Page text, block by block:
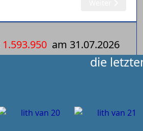
1.593.950 am 31.07.2026
die